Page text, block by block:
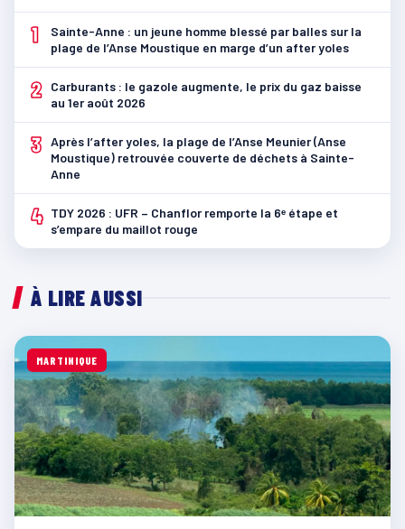
1
Sainte-Anne : un jeune homme blessé par balles sur la
plage de l’Anse Moustique en marge d’un after yoles
2
Carburants : le gazole augmente, le prix du gaz baisse
au 1er août 2026
3 Après l’after yoles, la plage de l’Anse Meunier (Anse
Moustique) retrouvée couverte de déchets à Sainte-
Anne
4 TDY 2026 : UFR – Chanflor remporte la 6ᵉ étape et
s’empare du maillot rouge
À LIRE AUSSI
MARTINIQUE